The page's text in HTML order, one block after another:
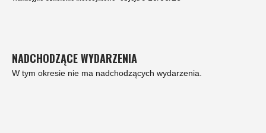
NADCHODZĄCE WYDARZENIA
W tym okresie nie ma nadchodzących wydarzenia.